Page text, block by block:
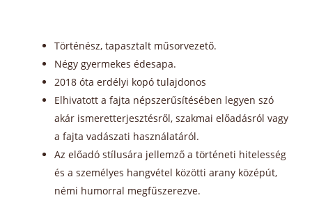
Történész, tapasztalt műsorvezető.
Négy gyermekes édesapa.
2018 óta erdélyi kopó tulajdonos
Elhivatott a fajta népszerűsítésében legyen szó
akár ismeretterjesztésről, szakmai előadásról vagy
a fajta vadászati használatáról.
Az előadó stílusára jellemző a történeti hitelesség
és a személyes hangvétel közötti arany középút,
némi humorral megfűszerezve.